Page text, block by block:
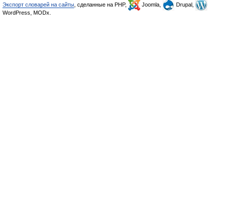
Экспорт словарей на сайты , сделанные на PHP, Joomla,
Drupal,
WordPress, MODx.